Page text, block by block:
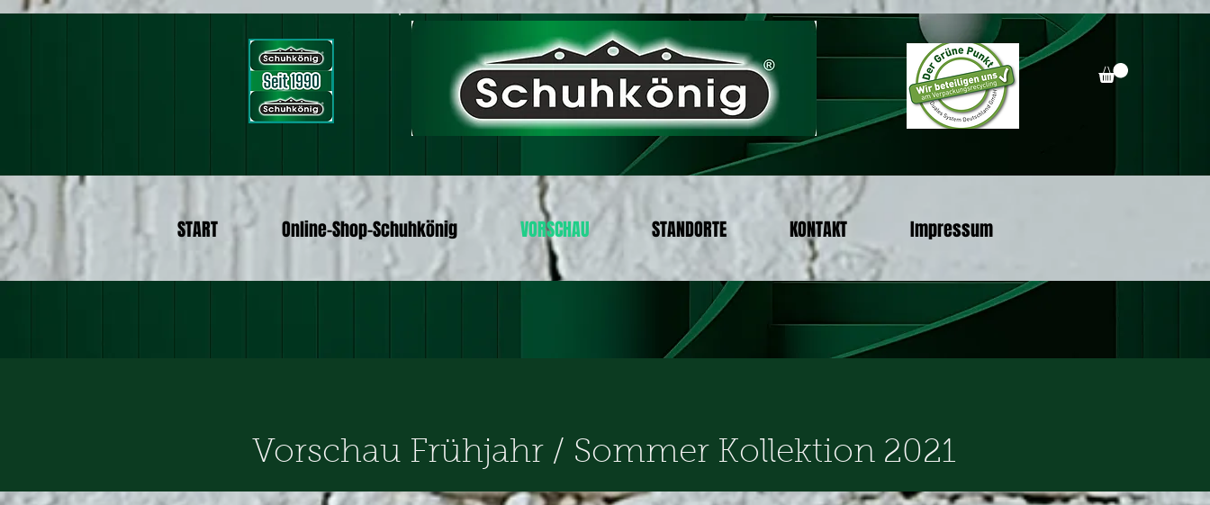
START Online-Shop-Schuhkönig VORSCHAU STANDORTE KONTAKT Impressum
Vorschau Frühjahr / Sommer Kollektion 2021